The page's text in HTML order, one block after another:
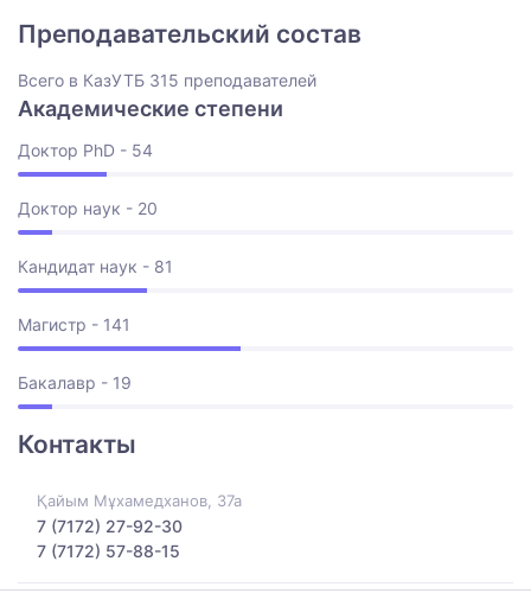
Преподавательский состав
Всего в КазУТБ 315 преподавателей
Академические степени
Доктор PhD - 54
Доктор наук - 20
Кандидат наук - 81
Магистр - 141
Бакалавр - 19
Контакты
Қайым Мұхамедханов, 37а
7 (7172) 27-92-30
7 (7172) 57-88-15